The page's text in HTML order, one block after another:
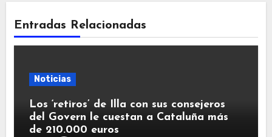
Entradas Relacionadas
Noticias
Los ‘retiros’ de Illa con sus consejeros
del Govern le cuestan a Cataluña más
de 210.000 euros